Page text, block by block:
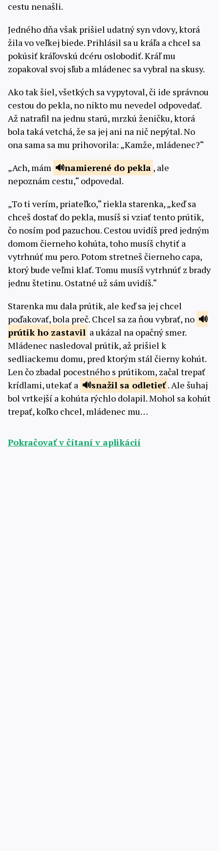
cestu nenašli.
Jedného dňa však prišiel udatný syn vdovy, ktorá
žila vo veľkej biede. Prihlásil sa u kráľa a chcel sa
pokúsiť kráľovskú dcéru oslobodiť. Kráľ mu
zopakoval svoj sľub a mládenec sa vybral na skusy.
Ako tak šiel, všetkých sa vypytoval, či ide správnou
cestou do pekla, no nikto mu nevedel odpovedať.
Až natrafil na jednu starú, mrzkú ženičku, ktorá
bola taká vetchá, že sa jej ani na nič nepýtal. No
ona sama sa mu prihovorila: „Kamže, mládenec?“
„Ach, mám
namierené do pekla , ale
nepoznám cestu,“ odpovedal.
„To ti verím, priateľko,“ riekla starenka, „keď sa
chceš dostať do pekla, musíš si vziať tento prútik,
čo nosím pod pazuchou. Cestou uvidíš pred jedným
domom čierneho kohúta, toho musíš chytiť a
vytrhnúť mu pero. Potom stretneš čierneho capa,
ktorý bude veľmi klať. Tomu musíš vytrhnúť z brady
jednu štetinu. Ostatné už sám uvidíš.“
Starenka mu dala prútik, ale keď sa jej chcel
poďakovať, bola preč. Chcel sa za ňou vybrať, no
prútik ho zastavil a ukázal na opačný smer.
Mládenec nasledoval prútik, až prišiel k
sedliackemu domu, pred ktorým stál čierny kohút.
Len čo zbadal pocestného s prútikom, začal trepať
krídlami, utekať a
snažil sa odletieť . Ale šuhaj
bol vrtkejší a kohúta rýchlo dolapil. Mohol sa kohút
trepať, koľko chcel, mládenec mu…
Pokračovať v čítaní v aplikácií